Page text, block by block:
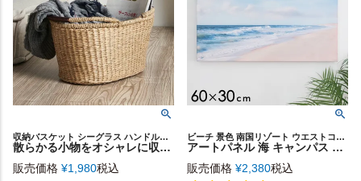
収納バスケット シーグラス ハンドル付き 天然素材 ハンドメイド バッグ バック シンプル 持ち手つき リビング キッチン ダイニング 店舗 レストラン カフェ プレゼント ギフト お祝い
散らかる小物をオシャレに収納できるシーグラスで編まれたハンドル付きかごバスケット（オーバル）Lサイズ [vn50563]
販売価格 ¥1,980税込
ビーチ 景色 南国リゾート ウエストコースト マリン
アートパネル 海 キャンパス 幅60cm 高さ30cm 絵 [66966]
販売価格 ¥2,380税込